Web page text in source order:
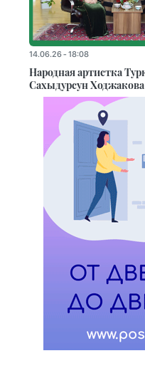
14.06.26 - 18:08
Народная артистка
Сахыдурсун Ходжакова